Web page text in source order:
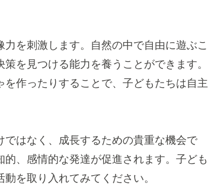
を刺激します。自然の中で自由に遊ぶこ
を見つける能力を養うことができます。
作ったりすることで、子どもたちは自主
はなく、成長するための貴重な機会で
、感情的な発達が促進されます。子ども
を取り入れてみてください。